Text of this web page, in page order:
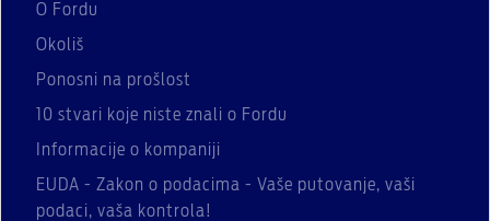
O Fordu
Okoliš
Ponosni na prošlost
10 stvari koje niste znali o Fordu
Informacije o kompaniji
EUDA - Zakon o podacima - Vaše putovanje, vaši
podaci, vaša kontrola!